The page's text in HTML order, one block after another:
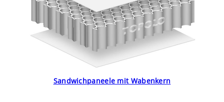
Sandwichpaneele mit Wabenkern